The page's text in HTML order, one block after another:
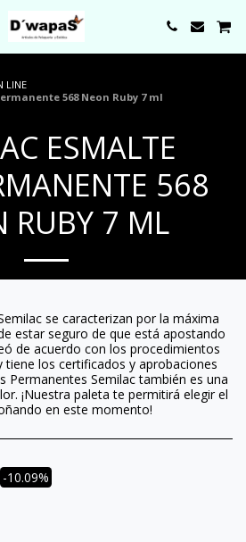
LINE
568 Neon Ruby 7 ml
ESMALTE
568
RUBY 7 ML
se caracterizan por la máxima
estar seguro de que está apostando
de acuerdo con los procedimientos
tiene los certificados y aprobaciones
Permanentes Semilac también es una
¡Nuestra paleta te permitirá elegir el
en este momento!
-10.09%